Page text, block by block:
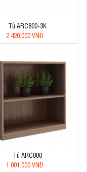
Tủ ARC800-3K
2.420.000 VNĐ
Tủ ARC800
1.001.000 VNĐ